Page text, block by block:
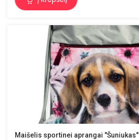
Maišelis sportinei aprangai "Šuniukas"